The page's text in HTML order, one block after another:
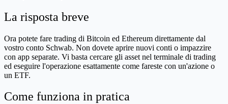
La risposta breve
Ora potete fare trading di Bitcoin ed Ethereum direttamente dal
vostro conto Schwab. Non dovete aprire nuovi conti o impazzire
con app separate. Vi basta cercare gli asset nel terminale di trading
ed eseguire l'operazione esattamente come fareste con un'azione o
un ETF.
Come funziona in pratica